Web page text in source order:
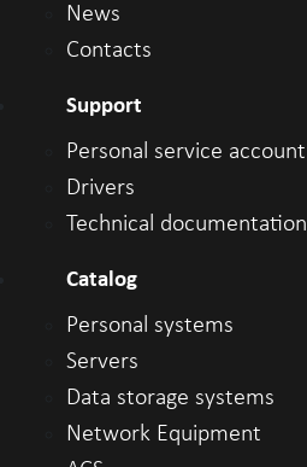
News
Contacts
Support
Personal service account
Drivers
Technical documentation
Catalog
Personal systems
Servers
Data storage systems
Network Equipment